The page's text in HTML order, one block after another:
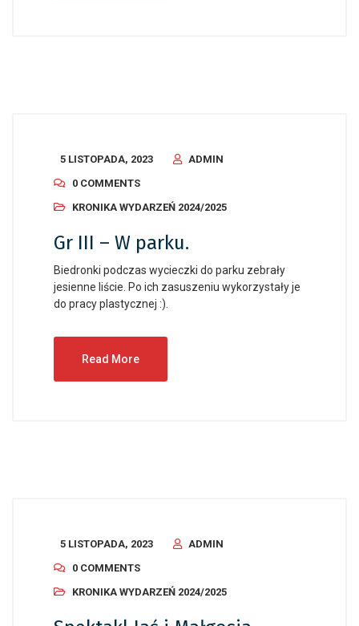
5 LISTOPADA, 2023
ADMIN
0 COMMENTS
KRONIKA WYDARZEŃ 2024/2025
Gr III – W parku.
Biedronki podczas wycieczki do parku zebrały
jesienne liście. Po ich zasuszeniu wykorzystały je
do pracy plastycznej :).
Read More
5 LISTOPADA, 2023
ADMIN
0 COMMENTS
KRONIKA WYDARZEŃ 2024/2025